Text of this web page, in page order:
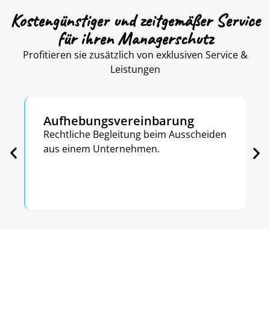
Kostengünstiger und zeitgemäßer Service
für ihren Managerschutz
Profitieren sie zusätzlich von exklusiven Service &
Leistungen
Aufhebungsvereinbarung
Rechtliche Begleitung beim Ausscheiden
aus einem Unternehmen.